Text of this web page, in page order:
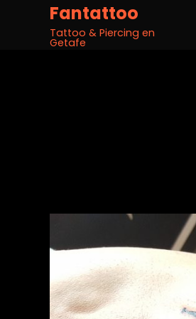
Fantattoo
Tattoo & Piercing en
Getafe